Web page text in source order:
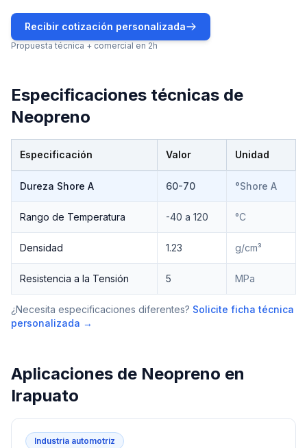
Recibir cotización personalizada
Propuesta técnica + comercial en 2h
Especificaciones técnicas de
Neopreno
Especificación Valor Unidad
Dureza Shore A 60-70 °Shore A
Rango de Temperatura -40 a 120 °C
Densidad 1.23 g/cm³
Resistencia a la Tensión 5 MPa
¿Necesita especificaciones diferentes? Solicite ficha técnica
personalizada →
Aplicaciones de Neopreno en
Irapuato
Industria automotriz